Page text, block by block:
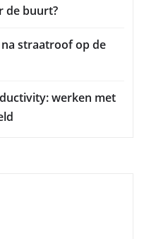
de buurt?
straatroof op de
werken met